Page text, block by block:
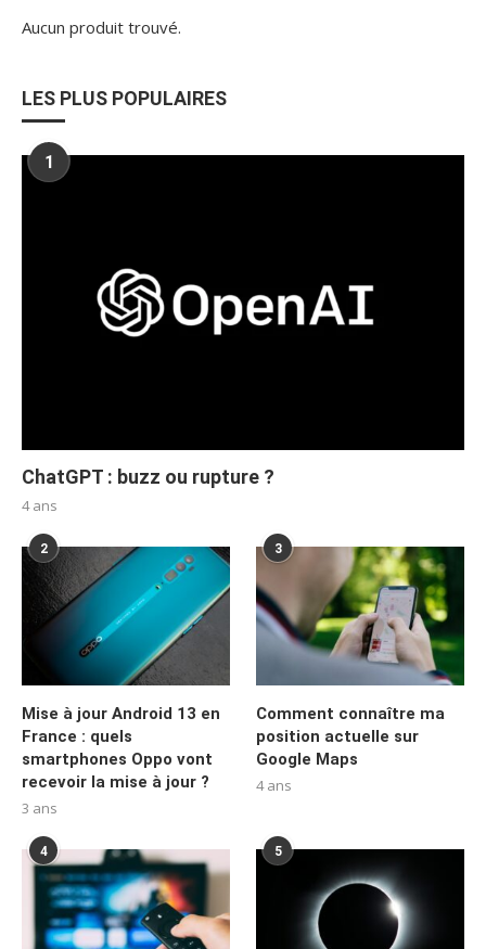
Aucun produit trouvé.
LES PLUS POPULAIRES
1
ChatGPT : buzz ou rupture ?
4 ans
2
Mise à jour Android 13 en
France : quels
smartphones Oppo vont
recevoir la mise à jour ?
3 ans
3
Comment connaître ma
position actuelle sur
Google Maps
4 ans
4 5